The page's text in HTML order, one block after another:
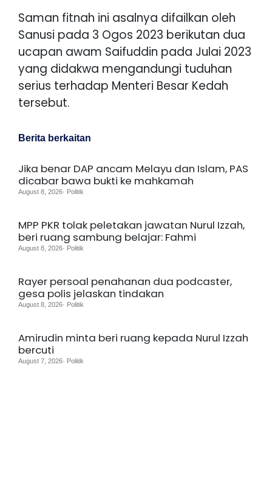
Saman fitnah ini asalnya difailkan oleh
Sanusi pada 3 Ogos 2023 berikutan dua
ucapan awam Saifuddin pada Julai 2023
yang didakwa mengandungi tuduhan
serius terhadap Menteri Besar Kedah
tersebut.
Berita berkaitan
Jika benar DAP ancam Melayu dan Islam, PAS
dicabar bawa bukti ke mahkamah
August 8, 2026· Politik
MPP PKR tolak peletakan jawatan Nurul Izzah,
beri ruang sambung belajar: Fahmi
August 8, 2026· Politik
Rayer persoal penahanan dua podcaster,
gesa polis jelaskan tindakan
August 8, 2026· Politik
Amirudin minta beri ruang kepada Nurul Izzah
bercuti
August 7, 2026· Politik